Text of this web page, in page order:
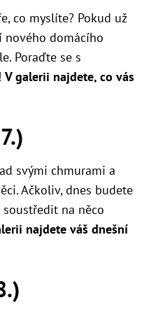
co myslíte? Pokud už
domácího
Poraďte se s
V galerii najdete, co vás
svými chmurami a
Ačkoliv, dnes budete
na něco
najdete váš dnešní